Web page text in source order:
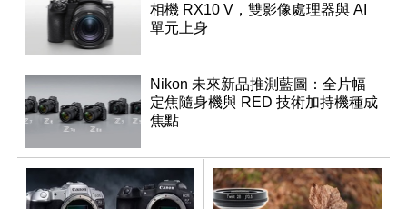
相機 RX10 V，雙影像處理器與 AI
單元上身
Nikon 未來新品推測藍圖：全片幅
定焦隨身機與 RED 技術加持機種成
焦點